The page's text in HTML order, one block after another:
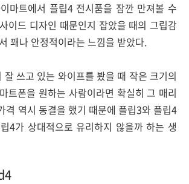
마트에서 플립4 전시품을 잠깐 만져볼 수
이드 디자인 때문인지 잡았을 때의 그립감
꽤나 안정적이라는 느낌을 받았다.
쓰고 있는 와이프를 봤을 때 작은 크기의
트폰을 원하는 사람이라면 확실히 그 매리
격 역시 동결을 했기 때문에 플립3와 플립4
4가 상대적으로 유리하지 않을까 하는 생